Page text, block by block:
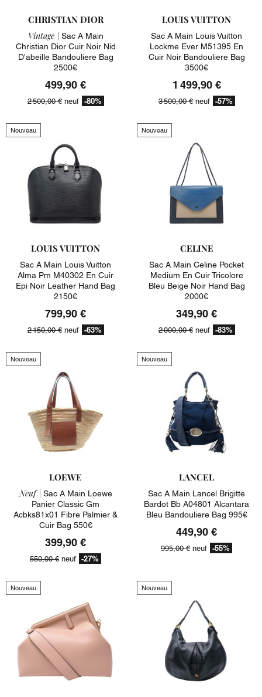
CHRISTIAN DIOR
Vintage | Sac A Main
Christian Dior Cuir Noir Nid
D'abeille Bandouliere Bag
2500€
499,90 €
2 500,00 €neuf -80%
LOUIS VUITTON
Sac A Main Louis Vuitton
Lockme Ever M51395 En
Cuir Noir Bandouliere Bag
3500€
1 499,90 €
3 500,00 €neuf -57%
Nouveau
LOUIS VUITTON
Sac A Main Louis Vuitton
Alma Pm M40302 En Cuir
Epi Noir Leather Hand Bag
2150€
799,90 €
2 150,00 €neuf -63%
Nouveau
CELINE
Sac A Main Celine Pocket
Medium En Cuir Tricolore
Bleu Beige Noir Hand Bag
2000€
349,90 €
2 000,00 €neuf -83%
Nouveau
LOEWE
Neuf | Sac A Main Loewe
Panier Classic Gm
Acbks81x01 Fibre Palmier &
Cuir Bag 550€
399,90 €
550,00 € neuf -27%
Nouveau
LANCEL
Sac A Main Lancel Brigitte
Bardot Bb A04801 Alcantara
Bleu Bandouliere Bag 995€
449,90 €
995,00 € neuf -55%
Nouveau Nouveau